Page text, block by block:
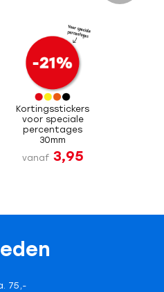
Kortingsstickers
voor speciale
percentages
30mm
vanaf 3,95
75,-